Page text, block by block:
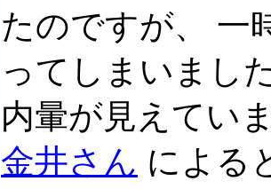
たのですが、 一
ってしまいまし
内暈が見えてい
金井さん による